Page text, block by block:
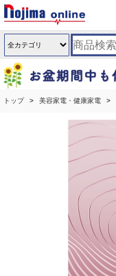
トップ 美容家電・健康家電